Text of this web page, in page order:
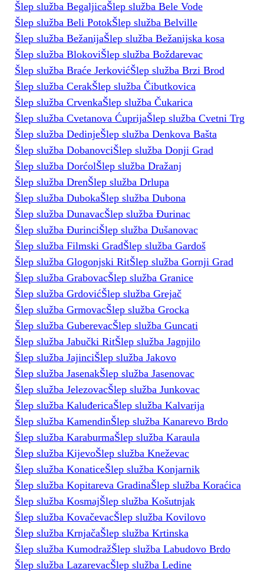
Šlep služba BegaljicaŠlep služba Bele Vode
Šlep služba Beli PotokŠlep služba Belville
Šlep služba BežanijaŠlep služba Bežanijska kosa
Šlep služba BlokoviŠlep služba Boždarevac
Šlep služba Braće JerkovićŠlep služba Brzi Brod
Šlep služba CerakŠlep služba Čibutkovica
Šlep služba CrvenkaŠlep služba Čukarica
Šlep služba Cvetanova ĆuprijaŠlep služba Cvetni Trg
Šlep služba DedinjeŠlep služba Denkova Bašta
Šlep služba DobanovciŠlep služba Donji Grad
Šlep služba DorćolŠlep služba Dražanj
Šlep služba DrenŠlep služba Drlupa
Šlep služba DubokaŠlep služba Dubona
Šlep služba DunavacŠlep služba Đurinac
Šlep služba ĐurinciŠlep služba Dušanovac
Šlep služba Filmski GradŠlep služba Gardoš
Šlep služba Glogonjski RitŠlep služba Gornji Grad
Šlep služba GrabovacŠlep služba Granice
Šlep služba GrdovićŠlep služba Grejač
Šlep služba GrmovacŠlep služba Grocka
Šlep služba GuberevacŠlep služba Guncati
Šlep služba Jabučki RitŠlep služba Jagnjilo
Šlep služba JajinciŠlep služba Jakovo
Šlep služba JasenakŠlep služba Jasenovac
Šlep služba JelezovacŠlep služba Junkovac
Šlep služba KaluđericaŠlep služba Kalvarija
Šlep služba KamendinŠlep služba Kanarevo Brdo
Šlep služba KaraburmaŠlep služba Karaula
Šlep služba KijevoŠlep služba Kneževac
Šlep služba KonaticeŠlep služba Konjarnik
Šlep služba Kopitareva GradinaŠlep služba Koraćica
Šlep služba KosmajŠlep služba Košutnjak
Šlep služba KovačevacŠlep služba Kovilovo
Šlep služba KrnjačaŠlep služba Krtinska
Šlep služba KumodražŠlep služba Labudovo Brdo
Šlep služba LazarevacŠlep služba Ledine